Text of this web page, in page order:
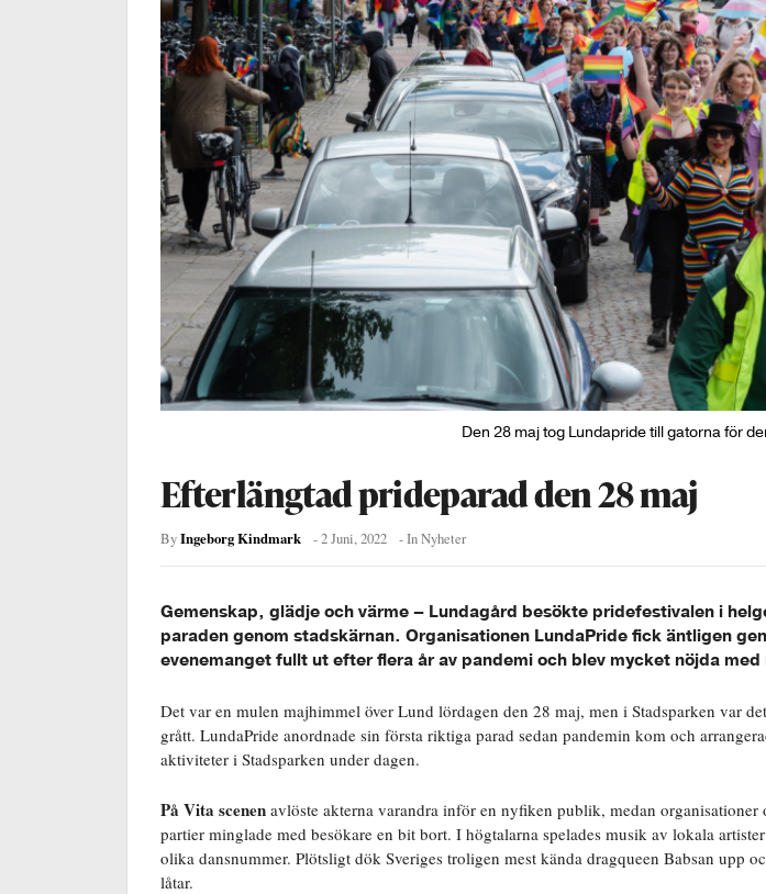
Den 28 maj tog Lundapride till gatorna för
Efterlängtad prideparad den 28 maj
ByIngeborg Kindmark -2 Juni, 2022 - InNyheter
Gemenskap, glädje och värme – Lundagård besökte pridefestivalen i
paraden genom stadskärnan. Organisationen LundaPride fick äntligen
evenemanget fullt ut efter flera år av pandemi och blev mycket nöjda
Det var en mulen majhimmel över Lund lördagen den 28 maj, men i Stadsparken var
grått. LundaPride anordnade sin första riktiga parad sedan pandemin kom och
aktiviteter i Stadsparken under dagen.
På Vita scenen avlöste akterna varandra inför en nyfiken publik, medan organisationer
partier minglade med besökare en bit bort. I högtalarna spelades musik av lokala
olika dansnummer. Plötsligt dök Sveriges troligen mest kända dragqueen Babsan upp
låtar.